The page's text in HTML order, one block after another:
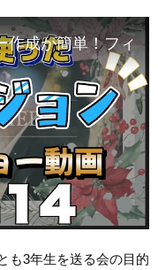
作成が簡単！フィ
も3年生を送る会の目的